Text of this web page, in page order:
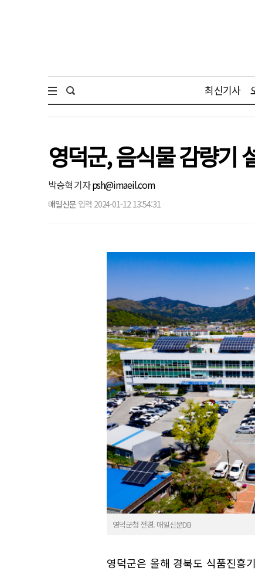
최신기사
영덕군, 음식물 감량기
박승혁 기자psh@imaeil.com
매일신문 입력 2024-01-12 13:54:31
영덕군청 전경. 매일신문DB
영덕군은 올해 경북도 식품진흥